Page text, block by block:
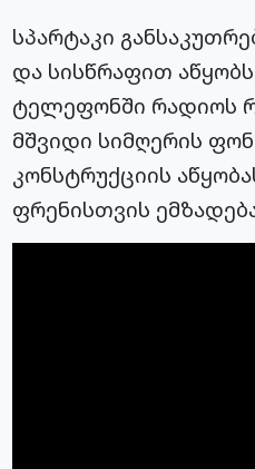
სპარტაკი
და სისწრაფით
ტელეფონში რადიოს
მშვიდი სიმღერის
კონსტრუქციის
ფრენისთვის